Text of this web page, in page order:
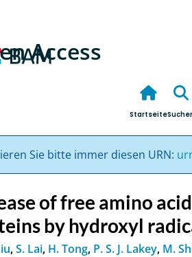
Access
Startseite
Sie bitte immer diesen URN:
of free amino
by hydroxyl
,S. Lai, H. Tong, P. S. J. Lakey, M.